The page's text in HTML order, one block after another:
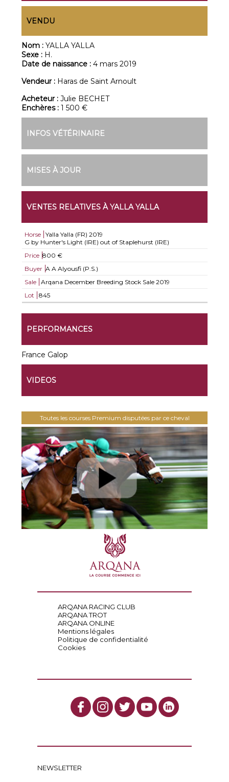
VENDU
Nom :YALLA YALLA
Sexe : H.
Date de naissance :4 mars 2019
Vendeur : Haras de Saint Arnoult
Acheteur :Julie BECHET
Enchères :1 500 €
INFOS VÉTÉRINAIRE
MISES À JOUR
VENTES RELATIVES À YALLA YALLA
Horse Yalla Yalla (FR) 2019
G by Hunter's Light (IRE) out of Staplehurst (IRE)
Price 800 €
Buyer A A Alyousfi (P.S.)
Sale
Arqana December Breeding Stock Sale 2019
Lot
845
PERFORMANCES
France Galop
VIDEOS
Toutes les courses Premium disputées par ce cheval
ARQANA RACING CLUB
ARQANA TROT
ARQANA ONLINE
Mentions légales
Politique de confidentialité
Cookies
NEWSLETTER